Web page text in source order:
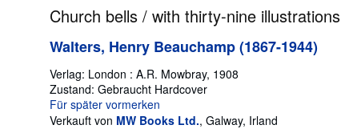
Church bells / with thirty-nine illustrations
Walters, Henry Beauchamp (1867-1944)
Verlag: London : A.R. Mowbray, 1908
Zustand: Gebraucht Hardcover
Für später vormerken
Verkauft von MW Books Ltd., Galway, Irland